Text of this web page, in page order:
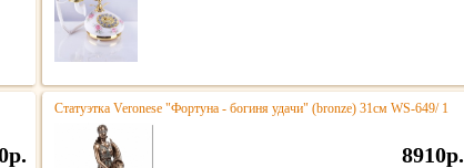
Статуэтка Veronese "Фортуна - богиня удачи" (bronze) 31см WS-649/ 1
8910р.